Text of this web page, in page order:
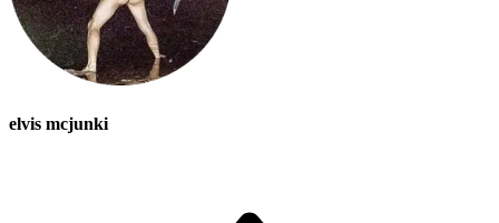
elvis mcjunki